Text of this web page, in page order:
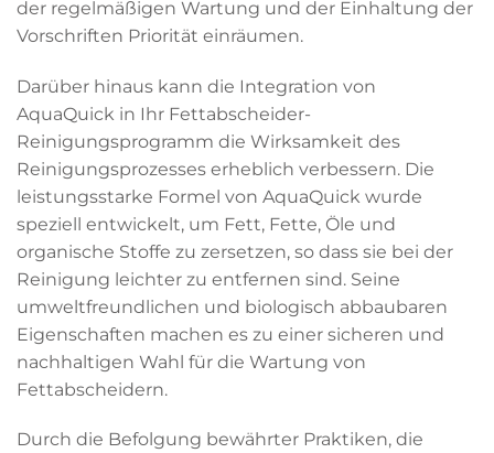
der regelmäßigen Wartung und der Einhaltung der
Vorschriften Priorität einräumen.
Darüber hinaus kann die Integration von
AquaQuick in Ihr Fettabscheider-
Reinigungsprogramm die Wirksamkeit des
Reinigungsprozesses erheblich verbessern. Die
leistungsstarke Formel von AquaQuick wurde
speziell entwickelt, um Fett, Fette, Öle und
organische Stoffe zu zersetzen, so dass sie bei der
Reinigung leichter zu entfernen sind. Seine
umweltfreundlichen und biologisch abbaubaren
Eigenschaften machen es zu einer sicheren und
nachhaltigen Wahl für die Wartung von
Fettabscheidern.
Durch die Befolgung bewährter Praktiken, die